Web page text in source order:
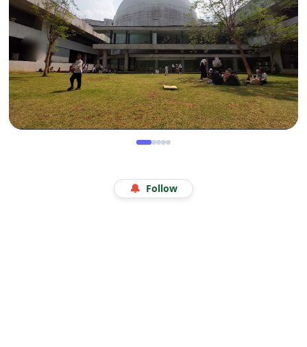
Menjelajah Angkasa di Kala Libur Sekolah: Serunya
Eduwisata Edukatif di Planetarium Jakarta
🔔 Follow